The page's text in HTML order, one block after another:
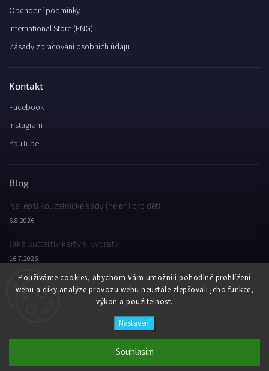
Používáme cookies, abychom Vám umožnili pohodlné prohlížení
webu a díky analýze provozu webu neustále zlepšovali jeho funkce,
výkon a použitelnost.
Nastavení
Souhlasím
Obchodní podmínky
International Store (ENG)
Zásady zpracování osobních údajů
Kontakt
Facebook
Instagram
YouTube
Blog
Nejlepší kouzelnické sady (nejen) pro děti
6.8.2026
Jaké Butterfly karty si vybrat?
16.7.2026
Jaký byl Butterfly Wondercon 2025?
Copyright 2026Butterfly Wonderland. Všechna práva vyhrazena.
Shoptet | DesignShoptak.cz